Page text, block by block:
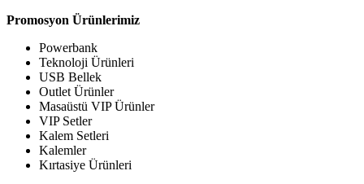
Promosyon Ürünlerimiz
Powerbank
Teknoloji Ürünleri
USB Bellek
Outlet Ürünler
Masaüstü VIP Ürünler
VIP Setler
Kalem Setleri
Kalemler
Kırtasiye Ürünleri